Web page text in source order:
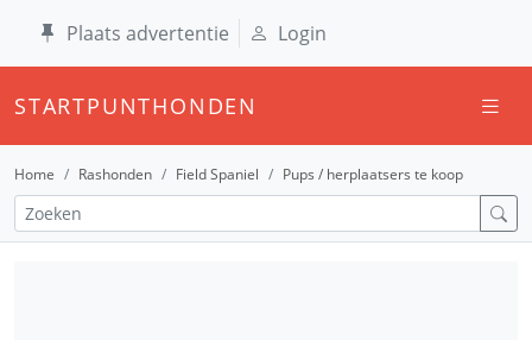
Plaats advertentie Login
STARTPUNTHONDEN
Home Rashonden Field Spaniel Pups / herplaatsers te koop